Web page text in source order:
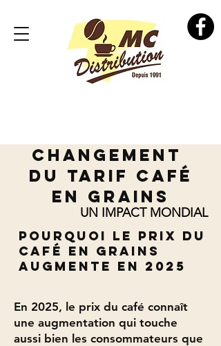
CHANGEMENT
du TARIF café
EN grains
UN IMPACT MONDIAL
Pourquoi le prix du
café en grains
augmente en 2025
En 2025, le prix du café connaît
une augmentation qui touche
aussi bien les consommateurs que